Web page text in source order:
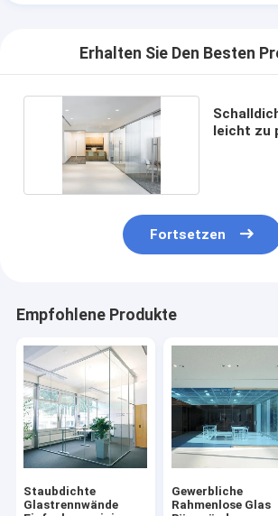
Erhalten Sie Den Besten
leicht zu
Fortsetzen
Empfohlene Produkte
Staubdichte
Glastrennwände
Gewerbliche
Rahmenlose Glas